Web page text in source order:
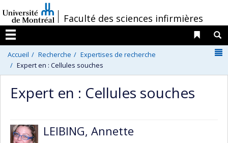
au
contenu
/Faculté des sciences infirmières
Menu
Liens
Accueil Recherche
Expertises de recherche
Expert en : Cellules souches
Expert en : Cellules souches
LEIBING, Annette